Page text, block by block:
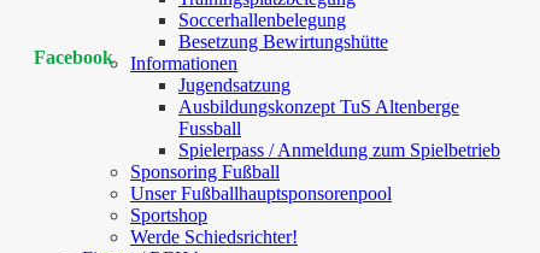
Soccerhallenbelegung
Besetzung Bewirtungshütte
Informationen
Jugendsatzung
Ausbildungskonzept TuS Altenberge
Fussball
Spielerpass / Anmeldung zum Spielbetrieb
Sponsoring Fußball
Unser Fußballhauptsponsorenpool
Sportshop
Werde Schiedsrichter!
Facebook